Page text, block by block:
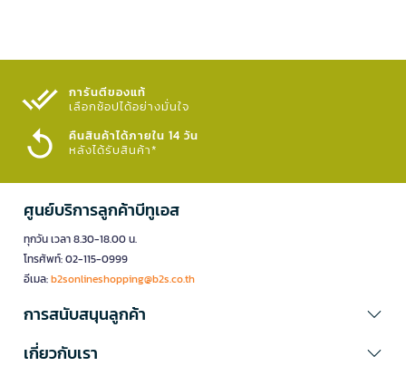
การันตีของแท้
เลือกช้อปได้อย่างมั่นใจ​
คืนสินค้าได้ภายใน 14 วัน
หลังได้รับสินค้า*
ศูนย์บริการลูกค้าบีทูเอส
ทุกวัน เวลา 8.30-18.00 น.
โทรศัพท์: 02-115-0999
อีเมล:b2sonlineshopping@b2s.co.th
การสนับสนุนลูกค้า
เกี่ยวกับเรา